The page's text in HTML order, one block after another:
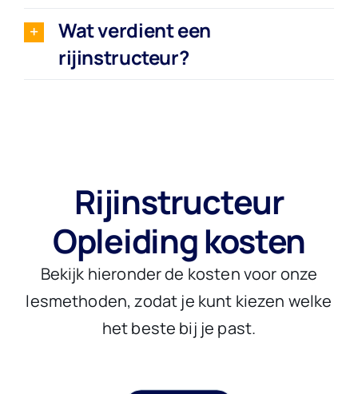
Wat verdient een
rijinstructeur?
Rijinstructeur
Opleiding kosten
Bekijk hieronder de kosten voor onze
lesmethoden, zodat je kunt kiezen welke
het beste bij je past.